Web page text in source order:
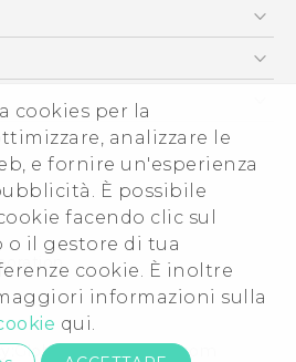
cookies per la
analizzare le
e fornire un'esperienza
È possibile
facendo clic sul
il gestore di tua
cookie. È inoltre
informazioni sulla
qui.
normativa
and regulatory guide
Whitepaper
Global-Privacy@htc.com